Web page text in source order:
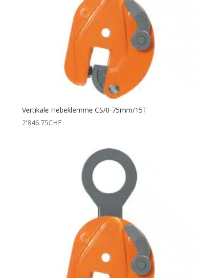
Vertikale Hebeklemme CS/0-75mm/15T
2'846.75CHF